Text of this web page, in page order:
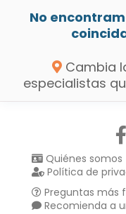
No
Cambia
especialistas
Quiénes somos
Política de
Preguntas más
Recomienda a